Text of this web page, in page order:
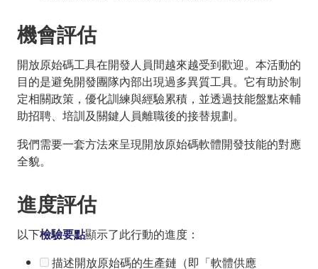
機會評估
開放原始碼工具在開發人員間越來越受到歡迎。本活動的
目的是避免開發團隊內部出現過多異質工具。它有助於制
定相關政策，優化訓練與經驗累積，並透過技能盤點來輔
助招聘、培訓及關鍵人員離職後的接替規劃。
我們需要一套方法來呈現開放原始碼軟體開發技能的對應
全貌。
進度評估
以下檢驗要點顯示了此行動的進度：
描述開放原始碼的生產鏈（即「軟體供應